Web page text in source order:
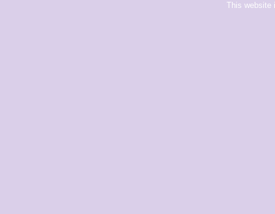
This website